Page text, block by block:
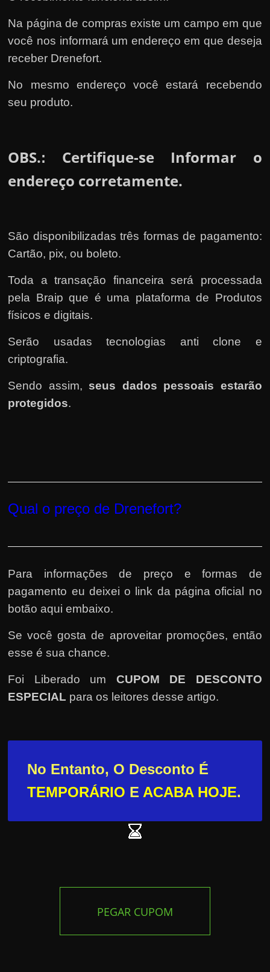
Na página de compras existe um campo em que
você nos informará um endereço em que deseja
receber Drenefort.
No mesmo endereço você estará recebendo
seu produto.
OBS.:
Certifique-se Informar o
endereço corretamente.
São disponibilizadas três formas de pagamento:
Cartão, pix, ou boleto.
Toda a transação financeira será processada
pela Braip que é uma plataforma de Produtos
físicos e digitais.
Serão usadas tecnologias anti clone e
criptografia.
Sendo assim, seus dados pessoais estarão
protegidos.
Qual o preço de Drenefort?
Para informações de preço e formas de
pagamento eu deixei o link da página oficial no
botão aqui embaixo.
Se você gosta de aproveitar promoções, então
esse é sua chance.
Foi Liberado um CUPOM DE DESCONTO
ESPECIAL para os leitores desse artigo.
No Entanto, O Desconto É
TEMPORÁRIO E ACABA HOJE.
PEGAR CUPOM